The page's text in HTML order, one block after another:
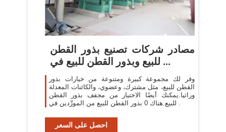
مصادر شركات تصنيع بذور القطن
للبيع وبذور القطن للبيع في ...
وفر لك مجموعة كبيرة ومتنوعة من خيارات بذور
القطن للبيع، مثل مشترك، وعضوي، والكائنات المعدلة
وراثيا.يمكنك أيضًا الاختيار من مجفف بذور القطن
للبيع.هناك 0 بذور القطن للبيع من المورِّدين في .
احصل على السعر